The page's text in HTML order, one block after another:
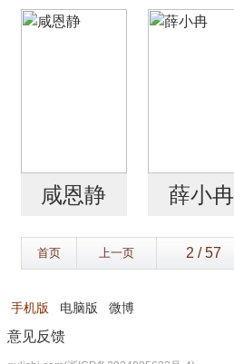
咸恩静 薛小冉
首页 上一页
手机版 电脑版 微博
意见反馈